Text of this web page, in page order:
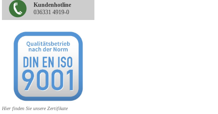
Kundenhotline
036331 4919-0
Hier finden Sie unsere Zertifikate